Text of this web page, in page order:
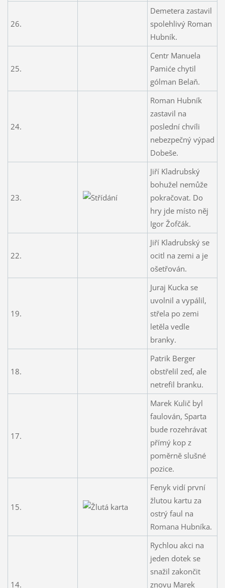
26.
Demetera zastavil
spolehlivý Roman
Hubník.
25.
Centr Manuela
Pamiće chytil
gólman Belaň.
24.
Roman Hubník
zastavil na
poslední chvíli
nebezpečný výpad
Dobeše.
23.
Jiří Kladrubský
bohužel nemůže
pokračovat. Do
hry jde místo něj
Igor Žofčák.
22.
Jiří Kladrubský se
ocitl na zemi a je
ošetřován.
19.
Juraj Kucka se
uvolnil a vypálil,
střela po zemi
letěla vedle
branky.
18.
Patrik Berger
obstřelil zeď, ale
netrefil branku.
17.
Marek Kulič byl
faulován, Sparta
bude rozehrávat
přímý kop z
poměrně slušné
pozice.
15.
Fenyk vidí první
žlutou kartu za
ostrý faul na
Romana Hubníka.
14.
Rychlou akci na
jeden dotek se
snažil zakončit
znovu Marek